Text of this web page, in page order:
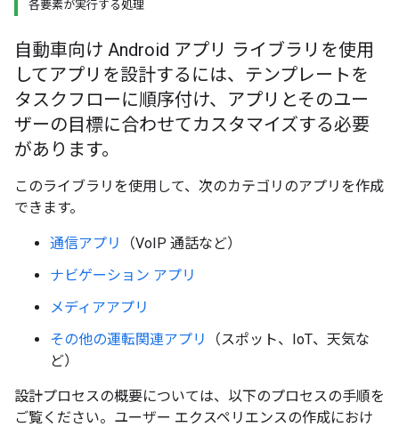
各要素が実行する処理
自動車向け Android アプリ ライブラリを使用
してアプリを設計するには、テンプレートを
タスクフローに順序付け、アプリとそのユー
ザーの目標に合わせてカスタマイズする必要
があります。
このライブラリを使用して、次のカテゴリのアプリを作成
できます。
通信アプリ
（VoIP 通話など）
ナビゲーション アプリ
メディアアプリ
その他の運転関連アプリ
（スポット、IoT、天気な
ど）
設計プロセスの概要については、以下のプロセスの手順を
ご覧ください。ユーザー エクスペリエンスの作成におけ